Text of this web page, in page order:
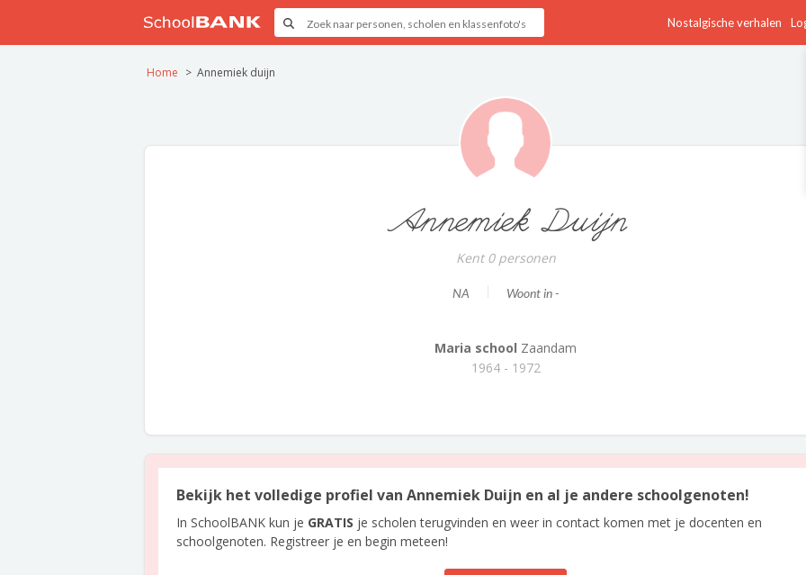
Nostalgische verhalen
Home Annemiek duijn
Annemiek Duijn
Kent 0 personen
NA Woont in -
Maria school Zaandam
1964 - 1972
Bekijk het volledige profiel van Annemiek Duijn en al je andere schoolgenoten!
In SchoolBANK kun je GRATIS je scholen terugvinden en weer in contact komen met je docenten en
schoolgenoten. Registreer je en begin meteen!